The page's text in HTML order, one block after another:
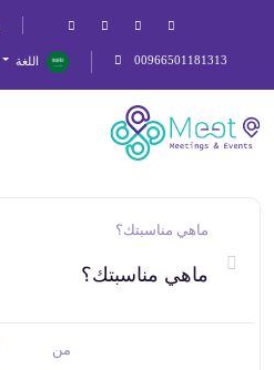
00966501181313 اللغة
ماهي مناسبتك؟
من